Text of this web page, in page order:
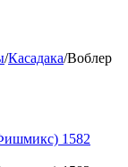
/Касадака/Воблер